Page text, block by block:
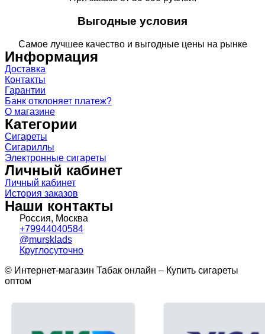
Выгодные условия
Самое лучшее качество и выгодные цены на рынке
Информация
Доставка
Контакты
Гарантии
Банк отклоняет платеж?
О магазине
Категории
Сигареты
Сигариллы
Электронные сигареты
Личный кабинет
Личный кабинет
История заказов
Наши контакты
Россия, Москва
+79944040584
@mursklads
Круглосуточно
© Интернет-магазин Табак онлайн – Купить сигареты
оптом